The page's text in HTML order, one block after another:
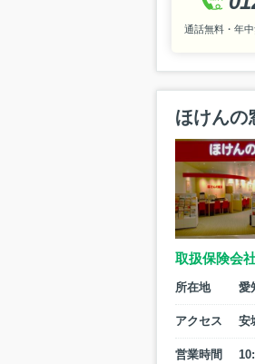
通話無料・年
ほけん
取扱保険会
所在地 愛
アクセス 安
営業時間